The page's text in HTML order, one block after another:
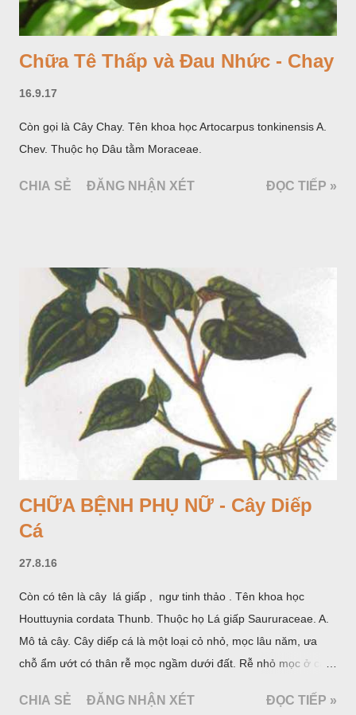
Chữa Tê Thấp và Đau Nhức - Chay
16.9.17
Còn gọi là Cây Chay. Tên khoa học Artocarpus tonkinensis A.
Chev. Thuộc họ Dâu tằm Moraceae.
CHIA SẺ ĐĂNG NHẬN XÉT ĐỌC TIẾP »
CHỮA BỆNH PHỤ NỮ - Cây Diếp
Cá
27.8.16
Còn có tên là cây lá giấp , ngư tinh thảo . Tên khoa học
Houttuynia cordata Thunb. Thuộc họ Lá giấp Saururaceae. A.
Mô tả cây. Cây diếp cá là một loại cỏ nhỏ, mọc lâu năm, ưa
chỗ ẩm ướt có thân rễ mọc ngầm dưới đất. Rễ nhỏ mọc ở các
cách, hình tim, đầu lá, hơi nhọn hay nhọn hẳn. Hoa nhỏ màu
CHIA SẺ ĐĂNG NHẬN XÉT ĐỌC TIẾP »